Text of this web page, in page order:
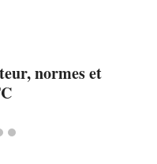
normes et